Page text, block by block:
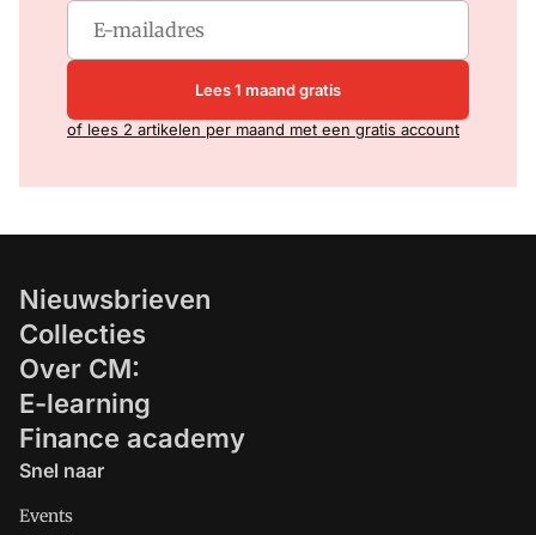
Lees 1 maand gratis
of lees 2 artikelen per maand met een gratis account
Nieuwsbrieven
Collecties
Over CM:
E-learning
Finance academy
Snel naar
Events